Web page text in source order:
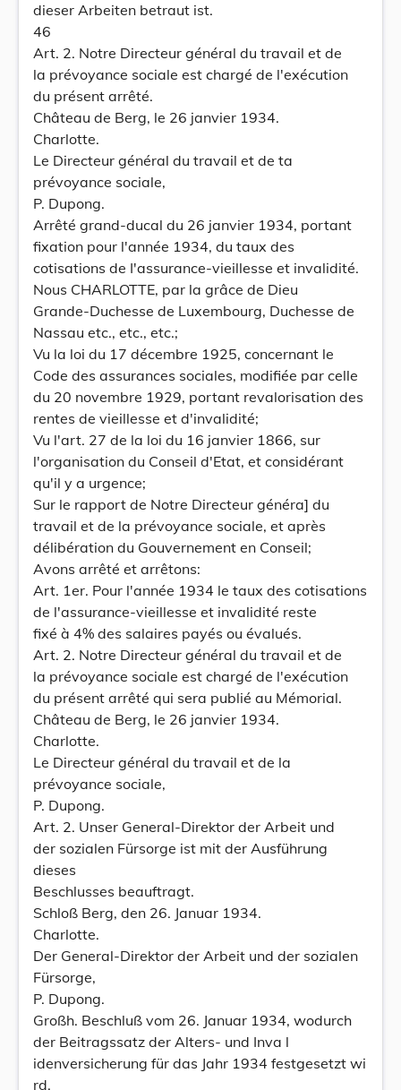
dieser Arbeiten betraut ist.
46
Art. 2. Notre Directeur général du travail et de
la prévoyance sociale est chargé de l'exécution
du présent arrêté.
Château de Berg, le 26 janvier 1934.
Charlotte.
Le Directeur général du travail et de ta
prévoyance sociale,
P. Dupong.
Arrêté grand-ducal du 26 janvier 1934, portant
fixation pour l'année 1934, du taux des
cotisations de I'assurance-vieillesse et invalidité.
Nous CHARLOTTE, par la grâce de Dieu
Grande-Duchesse de Luxembourg, Duchesse de
Nassau etc., etc., etc.;
Vu la loi du 17 décembre 1925, concernant le
Code des assurances sociales, modifiée par celle
du 20 novembre 1929, portant revalorisation des
rentes de vieillesse et d'invalidité;
Vu l'art. 27 de la loi du 16 janvier 1866, sur
l'organisation du Conseil d'Etat, et considérant
qu'il y a urgence;
Sur le rapport de Notre Directeur généra] du
travail et de la prévoyance sociale, et après
délibération du Gouvernement en Conseil;
Avons arrêté et arrêtons:
Art. 1er. Pour l'année 1934 le taux des cotisations
de l'assurance-vieillesse et invalidité reste
fixé à 4% des salaires payés ou évalués.
Art. 2. Notre Directeur général du travail et de
la prévoyance sociale est chargé de l'exécution
du présent arrêté qui sera publié au Mémorial.
Château de Berg, le 26 janvier 1934.
Charlotte.
Le Directeur général du travail et de la
prévoyance sociale,
P. Dupong.
Art. 2. Unser General-Direktor der Arbeit und
der sozialen Fürsorge ist mit der Ausführung
dieses
Beschlusses beauftragt.
Schloß Berg, den 26. Januar 1934.
Charlotte.
Der General-Direktor der Arbeit und der sozialen
Fürsorge,
P. Dupong.
Großh. Beschluß vom 26. Januar 1934, wodurch
der Beitragssatz der Alters- und Inva l
idenversicherung für das Jahr 1934 festgesetzt wi
rd.